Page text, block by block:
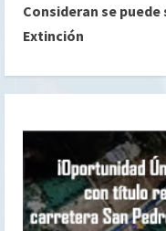
u
l
e
y
e
Consideran se
Extinción